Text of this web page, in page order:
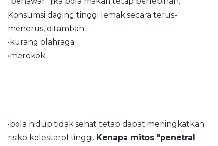
Konsumsi daging tinggi lemak secara terus-
menerus, ditambah:
•kurang olahraga
•merokok
•pola hidup tidak sehat tetap dapat meningkatkan
risiko kolesterol tinggi. Kenapa mitos "penetral